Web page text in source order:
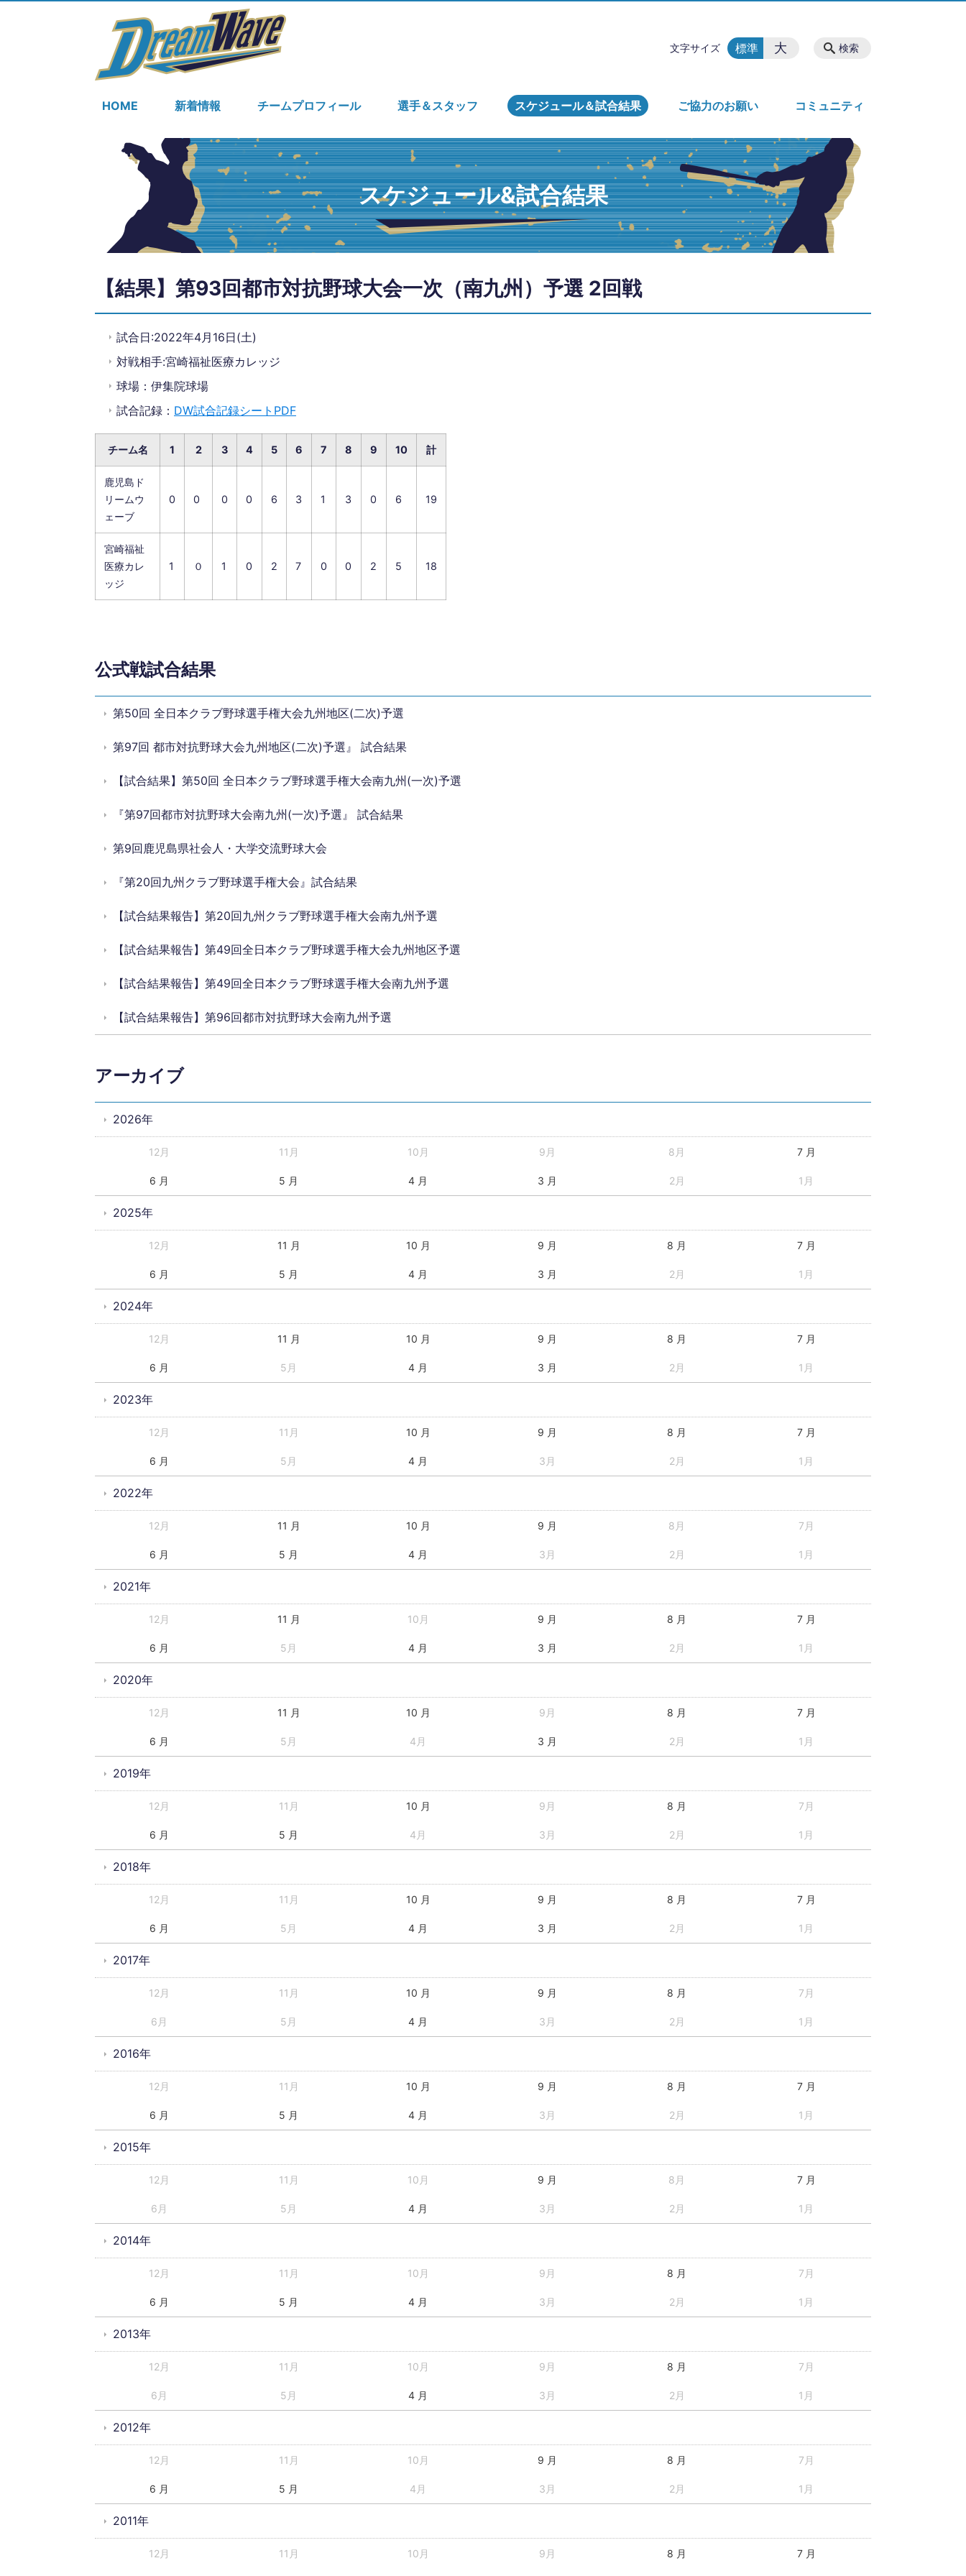
HOME 新着情報 チームプロフィール 選手＆スタッフ スケジュール＆試合結果 ご協力のお願い コミュニティ
検索
文字サイズ 標準 大
スケジュール&試合結果
【結果】第93回都市対抗野球大会一次（南九州）予選 2回戦
試合日:2022年4月16日(土)
対戦相手:宮崎福祉医療カレッジ
球場：伊集院球場
試合記録： DW試合記録シートPDF
チーム名 1 2 3 4 5 6 7 8 9 10 計
鹿児島ド
リームウ
ェーブ
0 0 0 0 6 3 1 3 0 6 19
宮崎福祉
医療カレ
ッジ
1 ０ 1 0 2 7 0 0 2 5 18
公式戦試合結果
第50回 全日本クラブ野球選手権大会九州地区(二次)予選
第97回 都市対抗野球大会九州地区(二次)予選』 試合結果
【試合結果】第50回 全日本クラブ野球選手権大会南九州(一次)予選
『第97回都市対抗野球大会南九州(一次)予選』 試合結果
第9回鹿児島県社会人・大学交流野球大会
『第20回九州クラブ野球選手権大会』試合結果
【試合結果報告】第20回九州クラブ野球選手権大会南九州予選
【試合結果報告】第49回全日本クラブ野球選手権大会九州地区予選
【試合結果報告】第49回全日本クラブ野球選手権大会南九州予選
【試合結果報告】第96回都市対抗野球大会南九州予選
アーカイブ
2026年
12月 11月 10月 9月 8月 7 月
6 月 5 月 4 月 3 月 2月 1月
2025年
12月 11 月 10 月 9 月 8 月 7 月
6 月 5 月 4 月 3 月 2月 1月
2024年
12月 11 月 10 月 9 月 8 月 7 月
6 月 5月 4 月 3 月 2月 1月
2023年
12月 11月 10 月 9 月 8 月 7 月
6 月 5月 4 月 3月 2月 1月
2022年
12月 11 月 10 月 9 月 8月 7月
6 月 5 月 4 月 3月 2月 1月
2021年
12月 11 月 10月 9 月 8 月 7 月
6 月 5月 4 月 3 月 2月 1月
2020年
12月 11 月 10 月 9月 8 月 7 月
6 月 5月 4月 3 月 2月 1月
2019年
12月 11月 10 月 9月 8 月 7月
6 月 5 月 4月 3月 2月 1月
2018年
12月 11月 10 月 9 月 8 月 7 月
6 月 5月 4 月 3 月 2月 1月
2017年
12月 11月 10 月 9 月 8 月 7月
6月 5月 4 月 3月 2月 1月
2016年
12月 11月 10 月 9 月 8 月 7 月
6 月 5 月 4 月 3月 2月 1月
2015年
12月 11月 10月 9 月 8月 7 月
6月 5月 4 月 3月 2月 1月
2014年
12月 11月 10月 9月 8 月 7月
6 月 5 月 4 月 3月 2月 1月
2013年
12月 11月 10月 9月 8 月 7月
6月 5月 4 月 3月 2月 1月
2012年
12月 11月 10月 9 月 8 月 7月
6 月 5 月 4月 3月 2月 1月
2011年
12月 11月 10月 9月 8 月 7 月